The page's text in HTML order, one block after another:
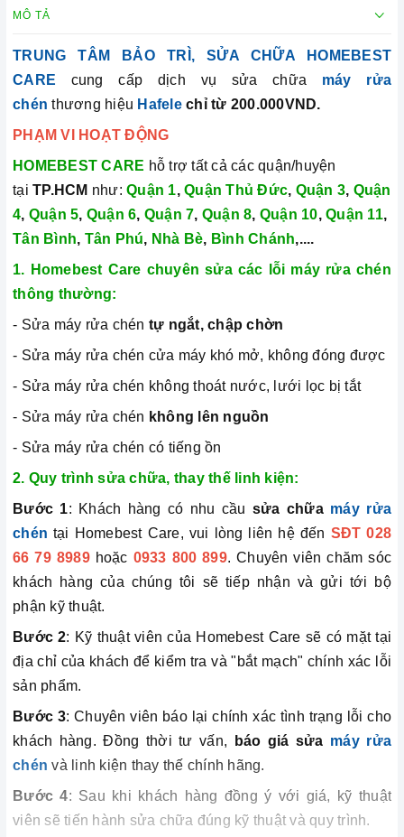
MÔ TẢ
TRUNG TÂM BẢO TRÌ, SỬA CHỮA HOMEBEST
CARE
cung cấp dịch vụ sửa chữa máy rửa
chén thương hiệu Hafele chỉ từ 200.000VND.
PHẠM VI HOẠT ĐỘNG
HOMEBEST CARE hỗ trợ tất cả các quận/huyện
tại TP.HCM như: Quận 1, Quận Thủ Đức, Quận 3, Quận
4, Quận 5, Quận 6, Quận 7, Quận 8, Quận 10, Quận 11,
Tân Bình, Tân Phú, Nhà Bè, Bình Chánh,....
1. Homebest Care chuyên sửa các lỗi máy rửa chén
thông thường:
- Sửa máy rửa chén tự ngắt, chập chờn
- Sửa máy rửa chén cửa máy khó mở, không đóng được
- Sửa máy rửa chén không thoát nước, lưới lọc bị tắt
- Sửa máy rửa chén không lên nguồn
- Sửa máy rửa chén có tiếng ồn
2. Quy trình sửa chữa, thay thế linh kiện:
Bước 1: Khách hàng có nhu cầu sửa chữa máy rửa
chén tại Homebest Care, vui lòng liên hệ đến SĐT 028
66 79 8989hoặc 0933 800 899. Chuyên viên chăm sóc
khách hàng của chúng tôi sẽ tiếp nhận và gửi tới bộ
phận kỹ thuật.
Bước 2: Kỹ thuật viên của Homebest Care sẽ có mặt tại
địa chỉ của khách để kiểm tra và "bắt mạch" chính xác lỗi
sản phẩm.
Bước 3: Chuyên viên báo lại chính xác tình trạng lỗi cho
khách hàng. Đồng thời tư vấn,
báo giá sửa máy rửa
chén và linh kiện thay thế chính hãng.
Bước 4: Sau khi khách hàng đồng ý với giá, kỹ thuật
viên sẽ tiến hành sửa chữa đúng kỹ thuật và quy trình.